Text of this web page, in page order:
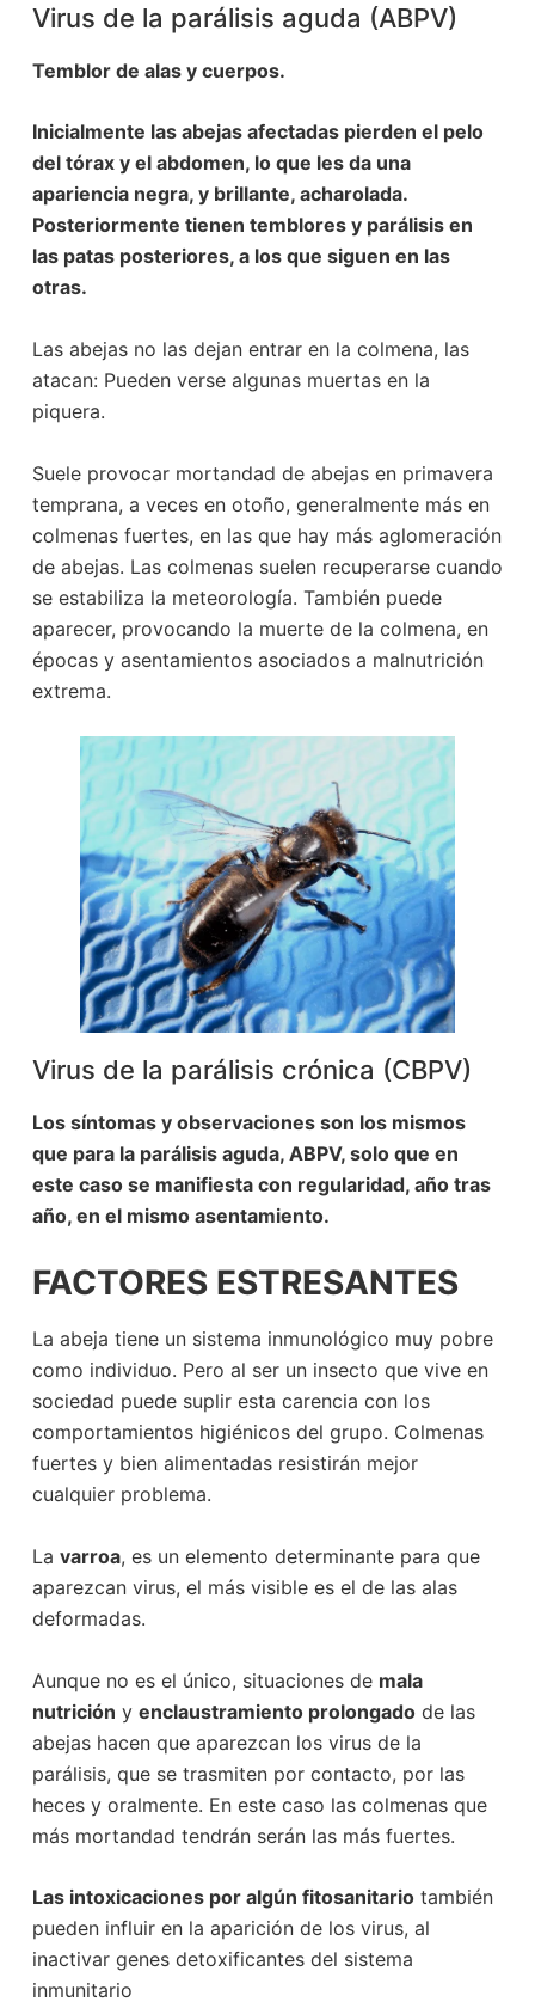
Virus de la parálisis aguda (ABPV)
Temblor de alas y cuerpos.
Inicialmente las abejas afectadas pierden el pelo
del tórax y el abdomen, lo que les da una
apariencia negra, y brillante, acharolada.
Posteriormente tienen temblores y parálisis en
las patas posteriores, a los que siguen en las
otras.
Las abejas no las dejan entrar en la colmena, las
atacan: Pueden verse algunas muertas en la
piquera.
Suele provocar mortandad de abejas en primavera
temprana, a veces en otoño, generalmente más en
colmenas fuertes, en las que hay más aglomeración
de abejas. Las colmenas suelen recuperarse cuando
se estabiliza la meteorología. También puede
aparecer, provocando la muerte de la colmena, en
épocas y asentamientos asociados a malnutrición
extrema.
Virus de la parálisis crónica (CBPV)
Los síntomas y observaciones son los mismos
que para la parálisis aguda, ABPV, solo que en
este caso se manifiesta con regularidad, año tras
año, en el mismo asentamiento.
FACTORES ESTRESANTES
La abeja tiene un sistema inmunológico muy pobre
como individuo. Pero al ser un insecto que vive en
sociedad puede suplir esta carencia con los
comportamientos higiénicos del grupo. Colmenas
fuertes y bien alimentadas resistirán mejor
cualquier problema.
La varroa, es un elemento determinante para que
aparezcan virus, el más visible es el de las alas
deformadas.
Aunque no es el único, situaciones de mala
nutrición y enclaustramiento prolongadode las
abejas hacen que aparezcan los virus de la
parálisis, que se trasmiten por contacto, por las
heces y oralmente. En este caso las colmenas que
más mortandad tendrán serán las más fuertes.
Las intoxicaciones por algún fitosanitariotambién
pueden influir en la aparición de los virus, al
inactivar genes detoxificantes del sistema
inmunitario